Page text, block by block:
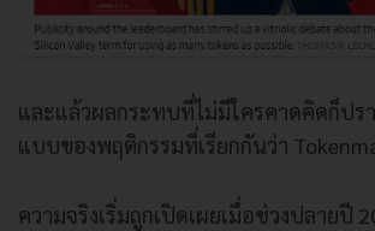
และแล้วผลกระทบที่ไม่มีใครคาดคิดก็ปร
แบบของพฤติกรรมที่เรียกกันว่า
ความจริงเริ่มถูกเปิดเผยเมื่อช่วงปลายปี